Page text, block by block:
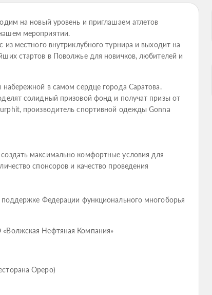
на новый уровень и приглашаем атлетов
мероприятии.
местного внутриклубного турнира и выходит на
стартов в Поволжье для новичков, любителей и
в самом сердце города Саратова.
солидный призовой фонд и получат призы от
производитель спортивной одежды Gonna
максимально комфортные условия для
спонсоров и качество проведения
Федерации функционального многоборья
Нефтяная Компания»
Ореро)